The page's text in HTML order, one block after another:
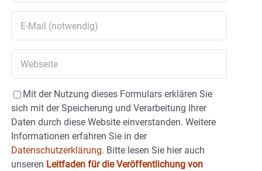
Mit der Nutzung dieses Formulars erklären Sie
sich mit der Speicherung und Verarbeitung Ihrer
Daten durch diese Website einverstanden. Weitere
Informationen erfahren Sie in der
Datenschutzerklärung. Bitte lesen Sie hier auch
unseren Leitfaden für die Veröffentlichung von